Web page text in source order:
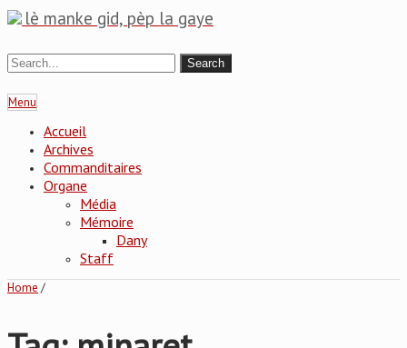
lè manke gid, pèp la gaye
Menu
Accueil
Archives
Commanditaires
Organe
Média
Mémoire
Dany
Staff
Home /